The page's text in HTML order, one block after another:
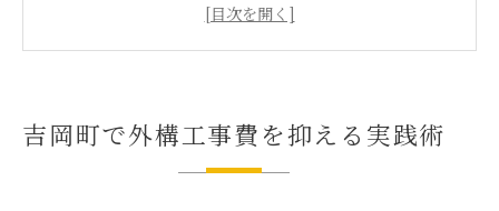
外構工事を安くするための優先順位の決め方
吉岡町で安い駐車場外構工事のデザイン例紹介
お金のかからない駐車場外構の賢い作り方
吉岡町で外構工事費を抑える実践術